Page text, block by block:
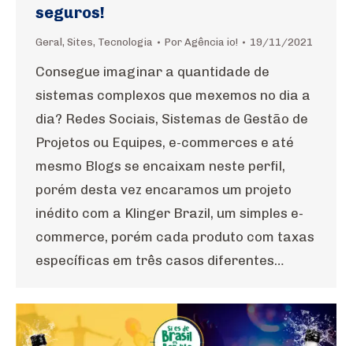
seguros!
Geral , Sites, Tecnologia Por Agência io! 19/11/2021
Consegue imaginar a quantidade de
sistemas complexos que mexemos no dia a
dia? Redes Sociais, Sistemas de Gestão de
Projetos ou Equipes, e-commerces e até
mesmo Blogs se encaixam neste perfil,
porém desta vez encaramos um projeto
inédito com a Klinger Brazil, um simples e-
commerce, porém cada produto com taxas
específicas em três casos diferentes…